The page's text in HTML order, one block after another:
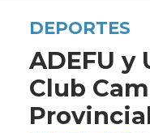
DEPORTES
ADEFU y
Club